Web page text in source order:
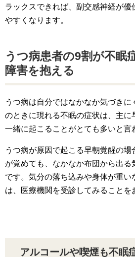
ラックスできれば、副交感神経が優
やすくなります。
うつ病患者の9割が不眠
障害を抱える
うつ病は自分ではなかなか気づきに
のときに現れる不眠の症状は、主に
一緒に起こることがとても多いと言
うつ病が原因で起こる早朝覚醒の場
が覚めても、なかなか布団から出る
です。気分の落ち込みや身体が重い
は、医療機関を受診してみることを
アルコールや喫煙も不眠